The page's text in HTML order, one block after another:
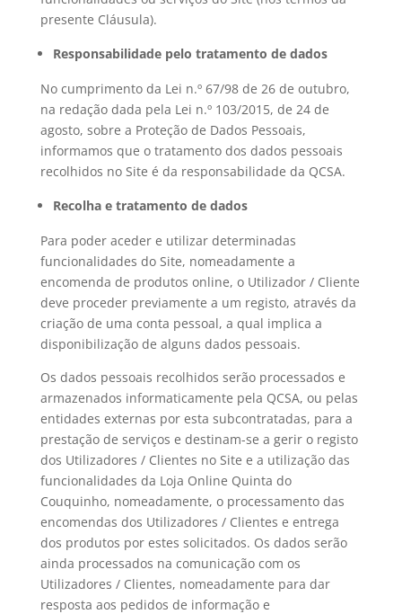
presente Cláusula).
Responsabilidade pelo tratamento de dados
No cumprimento da Lei n.º 67/98 de 26 de outubro,
na redação dada pela Lei n.º 103/2015, de 24 de
agosto, sobre a Proteção de Dados Pessoais,
informamos que o tratamento dos dados pessoais
recolhidos no Site é da responsabilidade da QCSA.
Recolha e tratamento de dados
Para poder aceder e utilizar determinadas
funcionalidades do Site, nomeadamente a
encomenda de produtos online, o Utilizador / Cliente
deve proceder previamente a um registo, através da
criação de uma conta pessoal, a qual implica a
disponibilização de alguns dados pessoais.
Os dados pessoais recolhidos serão processados e
armazenados informaticamente pela QCSA, ou pelas
entidades externas por esta subcontratadas, para a
prestação de serviços e destinam-se a gerir o registo
dos Utilizadores / Clientes no Site e a utilização das
funcionalidades da Loja Online Quinta do
Couquinho, nomeadamente, o processamento das
encomendas dos Utilizadores / Clientes e entrega
dos produtos por estes solicitados. Os dados serão
ainda processados na comunicação com os
Utilizadores / Clientes, nomeadamente para dar
resposta aos pedidos de informação e